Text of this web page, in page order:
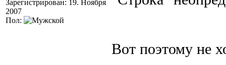
Зарегистрирован: 19. Ноября
2007
Пол:
Вот поэтому не